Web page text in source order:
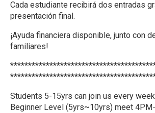
Cada estudiante recibirá dos entradas
presentación final.
¡Ayuda financiera disponible, junto con
familiares!
Students 5-15yrs can join us every
Beginner Level (5yrs~10yrs) meet